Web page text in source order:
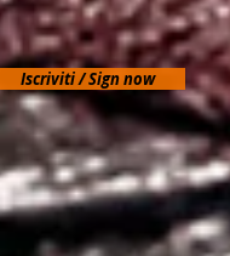
Gen) 2010-2017 / Cayenne
/ Cayenne 4.8 Twin Turbo S
Gen) 2010-2017 / Cayenne
/ Cayenne 4.8 Twin Turbo S
Gen) 2017-Present /
Cayenne 3.0 Turbo (w/ Iron
Iscriviti / Sign now